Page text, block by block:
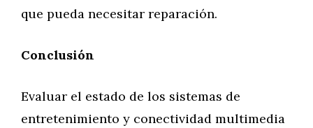
que pueda necesitar reparación.
Conclusión
Evaluar el estado de los sistemas de
entretenimiento y conectividad multimedia